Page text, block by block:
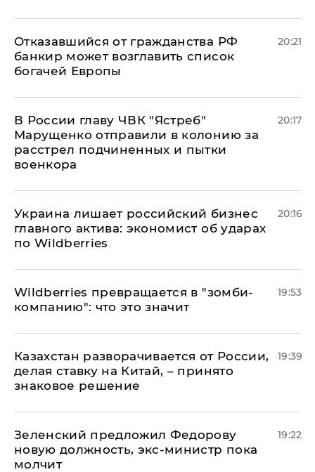
Отказавшийся от гражданства РФ
банкир может возглавить список
богачей Европы
20:21
В России главу ЧВК "Ястреб"
Марущенко отправили в колонию за
расстрел подчиненных и пытки
военкора
20:17
​Украина лишает российский бизнес
главного актива: экономист об ударах
по Wildberries
20:16
Wildberries превращается в "зомби-
компанию": что это значит
19:53
Казахстан разворачивается от России,
делая ставку на Китай, – принято
знаковое решение
19:39
Зеленский предложил Федорову
новую должность, экс-министр пока
молчит
19:22